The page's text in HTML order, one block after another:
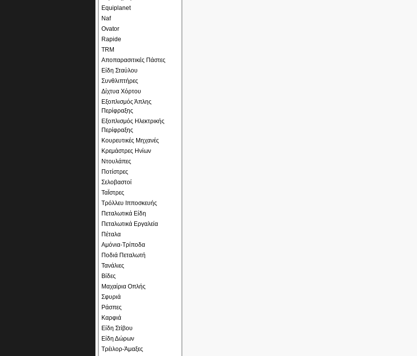
Equiplanet
Naf
Ovator
Rapide
TRM
Αποπαρασιτικές Πάστες
Είδη Σταύλου
Συνθλιπτήρες
Δίχτυα Χόρτου
Εξοπλισμός Άπλης
Περίφραξης
Εξοπλισμός Ηλεκτρικής
Περίφραξης
Κουρευτικές Μηχανές
Κρεμάστρες Ηνίων
Ντουλάπες
Ποτίστρες
Σελοβαστοί
ΤαΪστρες
Τρόλλευ Ιπποσκευής
Πεταλωτικά Είδη
Πεταλωτικά Εργαλεία
Πέταλα
Αμόνια-Τρίποδα
Ποδιά Πεταλωτή
Τανάλιες
Βίδες
Μαχαίρια Οπλής
Σφυριά
Ράσπες
Καρφιά
Είδη Στίβου
Είδη Δώρων
Τρέιλορ-Άμαξες